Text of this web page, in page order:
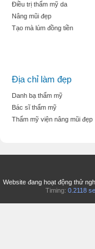
Điều trị thẩm mỹ da
Nâng mũi đẹp
Tạo mà lúm đồng tiền
Địa chỉ làm đẹp
Danh bạ thẩm mỹ
Bác sĩ thẩm mỹ
Thẩm mỹ viện nâng mũi đẹp
Website đang hoạt động thử
Timing: 0.2118